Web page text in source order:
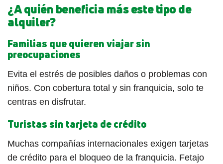
¿A quién beneficia más este tipo de
alquiler?
Familias que quieren viajar sin
preocupaciones
Evita el estrés de posibles daños o problemas con
niños. Con cobertura total y sin franquicia, solo te
centras en disfrutar.
Turistas sin tarjeta de crédito
Muchas compañías internacionales exigen tarjetas
de crédito para el bloqueo de la franquicia. Fetajo